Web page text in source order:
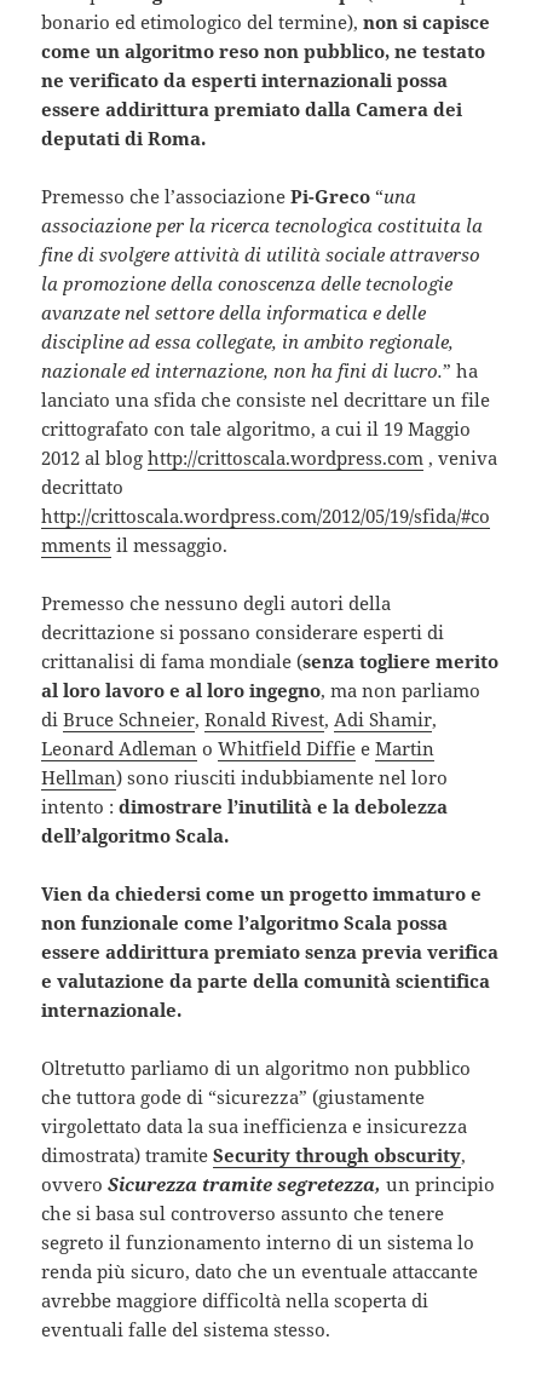
bonario ed etimologico del termine),non si capisce
come un algoritmo reso non pubblico, ne testato
ne verificato da esperti internazionali possa
essere addirittura premiato dalla Camera dei
deputati di Roma.
Premesso che l’associazionePi-Greco “una
associazione per la ricerca tecnologica costituita la
fine di svolgere attività di utilità sociale attraverso
la promozione della conoscenza delle tecnologie
avanzate nel settore della informatica e delle
discipline ad essa collegate, in ambito regionale,
nazionale ed internazione, non ha fini di lucro.” ha
lanciato una sfida che consiste nel decrittare un file
crittografato con tale algoritmo, a cui il 19 Maggio
2012 al bloghttp://crittoscala.wordpress.com , veniva
decrittato
http://crittoscala.wordpress.com/2012/05/19/sfida/#co
mments il messaggio.
Premesso che nessuno degli autori della
decrittazione si possano considerare esperti di
crittanalisi di fama mondiale (senza togliere merito
al loro lavoro e al loro ingegno, ma non parliamo
diBruce Schneier,Ronald Rivest,Adi Shamir,
Leonard Adleman oWhitfield Diffie eMartin
Hellman) sono riusciti indubbiamente nel loro
intento :dimostrare l’inutilità e la debolezza
dell’algoritmo Scala.
Vien da chiedersi come un progetto immaturo e
non funzionale come l’algoritmo Scala possa
essere addirittura premiato senza previa verifica
e valutazione da parte della comunità scientifica
internazionale.
Oltretutto parliamo di un algoritmo non pubblico
che tuttora gode di “sicurezza” (giustamente
virgolettato data la sua inefficienza e insicurezza
dimostrata) tramiteSecurity through obscurity,
ovveroSicurezza tramite segretezza, un principio
che si basa sul controverso assunto che tenere
segreto il funzionamento interno di un sistema lo
renda più sicuro, dato che un eventuale attaccante
avrebbe maggiore difficoltà nella scoperta di
eventuali falle del sistema stesso.